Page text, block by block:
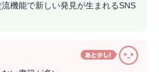
機能で新しい発見が生まれるSNS